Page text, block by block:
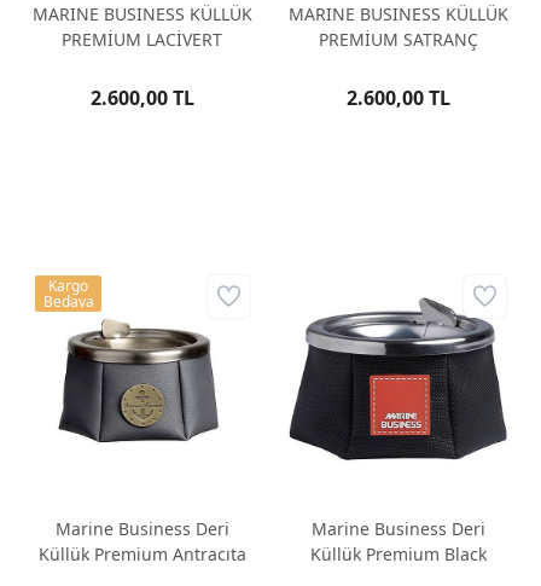
MARINE BUSINESS KÜLLÜK
PREMİUM LACİVERT
2.600,00 TL
MARINE BUSINESS KÜLLÜK
PREMİUM SATRANÇ
2.600,00 TL
Marine Business Deri
Küllük Premium Antracıta
Kargo
Bedava
Marine Business Deri
Küllük Premium Black